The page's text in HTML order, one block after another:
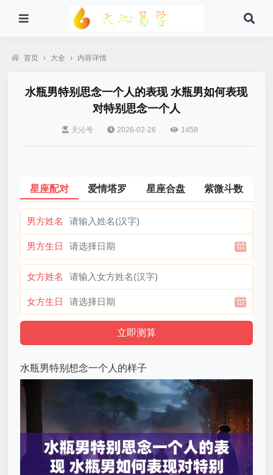
首页 › 大全 › 内容详情
水瓶男特别思念一个人的表现 水瓶男如何表现
对特别思念一个人
天沁号 2026-02-26 1458
星座配对 爱情塔罗 星座合盘 紫微斗数
男方姓名
男方生日
女方姓名
女方生日
水瓶男特别想念一个人的样子